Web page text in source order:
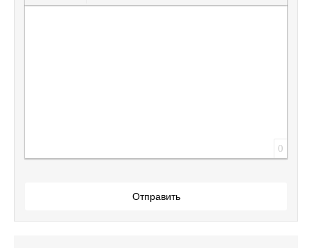
Вставить защищенную ссылку
Вставить смайлик
Вставка скрытого текста
Вставка цитаты
Вставка спойлера
0
Отправить